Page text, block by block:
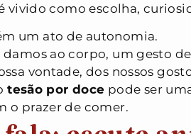
vivido como escolha,
um ato de autonomia.
damos ao corpo, um gesto
vontade, dos nossos
tesão por doce pode ser
o prazer de comer.